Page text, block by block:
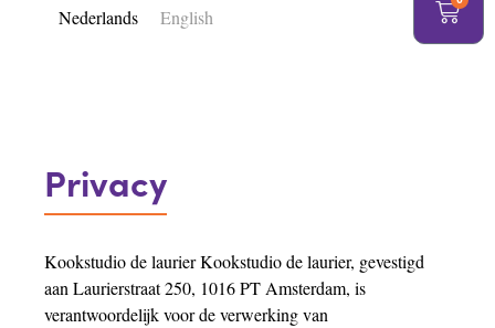
Nederlands English
Privacy
Kookstudio de laurier Kookstudio de laurier, gevestigd
aan Laurierstraat 250, 1016 PT Amsterdam, is
verantwoordelijk voor de verwerking van